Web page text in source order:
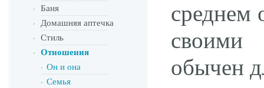
Баня
Домашняя аптечка
Стиль
Отношения
Он и она
Семья
среднем
своими
обычен